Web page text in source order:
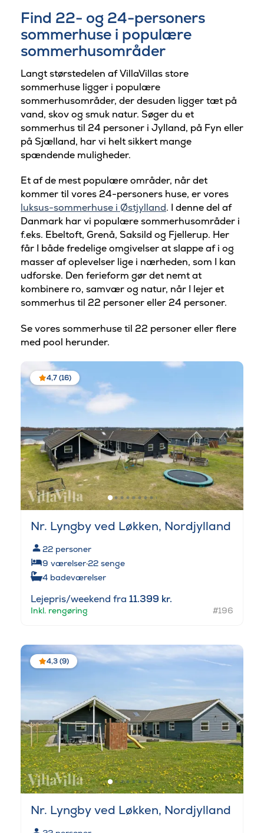
Find 22- og 24-personers
sommerhuse i populære
sommerhusområder
Langt størstedelen af VillaVillas store
sommerhuse ligger i populære
sommerhusområder, der desuden ligger tæt på
vand, skov og smuk natur. Søger du et
sommerhus til 24 personer i Jylland, på Fyn eller
på Sjælland, har vi helt sikkert mange
spændende muligheder.
Et af de mest populære områder, når det
kommer til vores 24-personers huse, er vores
luksus-sommerhuse i Østjylland. I denne del af
Danmark har vi populære sommerhusområder i
f.eks. Ebeltoft, Grenå, Saksild og Fjellerup. Her
får I både fredelige omgivelser at slappe af i og
masser af oplevelser lige i nærheden, som I kan
udforske. Den ferieform gør det nemt at
kombinere ro, samvær og natur, når I lejer et
sommerhus til 22 personer eller 24 personer.
Se vores sommerhuse til 22 personer eller flere
med pool herunder.
4,7 (16)
Nr. Lyngby ved Løkken, Nordjylland
22 personer
9 værelser·22 senge
4 badeværelser
Lejepris/weekend fra 11.399 kr.
Inkl. rengøring #196
4,3 (9)
Nr. Lyngby ved Løkken, Nordjylland